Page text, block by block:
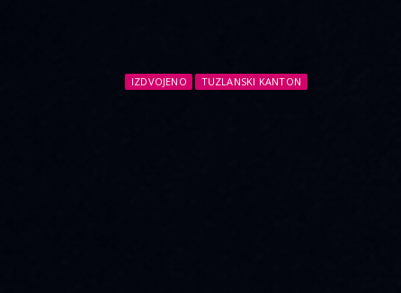
IZDVOJENO TUZLANSKI KANTON